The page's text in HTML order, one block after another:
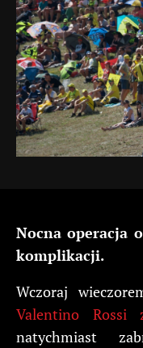
Nocna operacja
komplikacji.
Wczoraj
Valentino Rossi
natychmiast